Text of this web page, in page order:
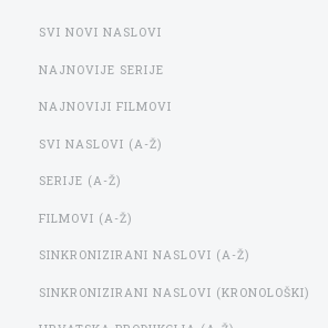
SVI NOVI NASLOVI
NAJNOVIJE SERIJE
NAJNOVIJI FILMOVI
SVI NASLOVI (A-Ž)
SERIJE (A-Ž)
FILMOVI (A-Ž)
SINKRONIZIRANI NASLOVI (A-Ž)
SINKRONIZIRANI NASLOVI (KRONOLOŠKI)